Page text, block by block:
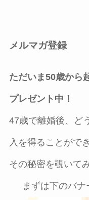
メルマガ登録
ただいま50歳から
プレゼント中！
47歳で離婚後、ど
入を得ることがで
その秘密を覗いて
まずは下のバナ